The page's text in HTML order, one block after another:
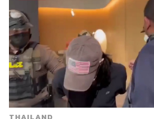
ดอลลาร์สหรัฐฯ (ประมาณ 4.9 แสน
ดอลลาร์สหรัฐฯ (ประมาณ 4,902 บ
เจ้าของที่บางรายไล่ผู้เช่าเดิมออก
ท่องเที่ยวต่างชาติ
ภาพ:Adriano Machado / Reuters
อ้างอิง:
https://www.reuters.com/